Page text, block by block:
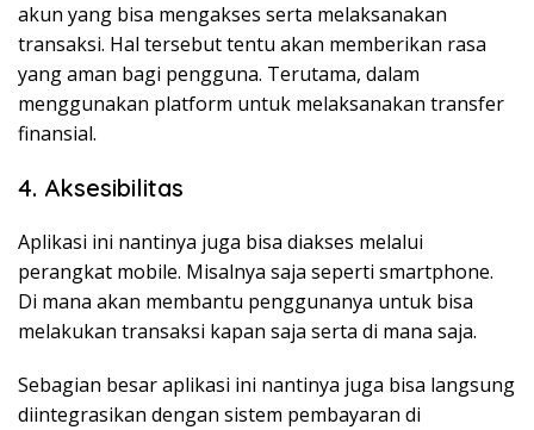
akun yang bisa mengakses serta melaksanakan
transaksi. Hal tersebut tentu akan memberikan rasa
yang aman bagi pengguna. Terutama, dalam
menggunakan platform untuk melaksanakan transfer
finansial.
4. Aksesibilitas
Aplikasi ini nantinya juga bisa diakses melalui
perangkat mobile. Misalnya saja seperti smartphone.
Di mana akan membantu penggunanya untuk bisa
melakukan transaksi kapan saja serta di mana saja.
Sebagian besar aplikasi ini nantinya juga bisa langsung
diintegrasikan dengan sistem pembayaran di